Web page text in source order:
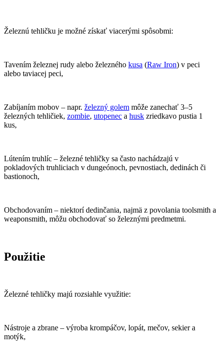
Železnú tehličku je možné získať viacerými spôsobmi:
Tavením železnej rudy alebo železného kusa (Raw Iron) v peci
alebo taviacej peci,
Zabíjaním mobov – napr. železný golem môže zanechať 3–5
železných tehličiek, zombie, utopenec a husk zriedkavo pustia 1
kus,
Lútením truhlíc – železné tehličky sa často nachádzajú v
pokladových truhliciach v dungeónoch, pevnostiach, dedinách či
bastionoch,
Obchodovaním – niektorí dedinčania, najmä z povolania toolsmith a
weaponsmith, môžu obchodovať so železnými predmetmi.
Použitie
Železné tehličky majú rozsiahle využitie:
Nástroje a zbrane – výroba krompáčov, lopát, mečov, sekier a
motýk,